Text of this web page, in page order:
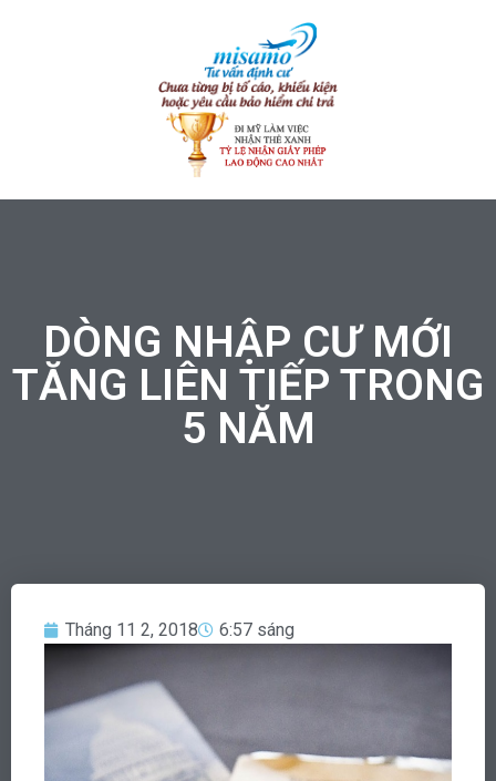
DÒNG NHẬP CƯ MỚI
TĂNG LIÊN TIẾP TRONG
5 NĂM
Tháng 11 2, 2018 6:57 sáng